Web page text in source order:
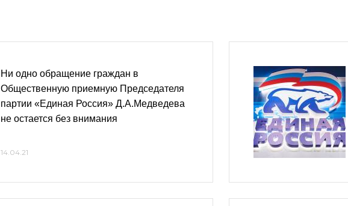
Ни одно обращение граждан в
Общественную приемную Председателя
партии «Единая Россия» Д.А.Медведева
не остается без внимания
14.04.21